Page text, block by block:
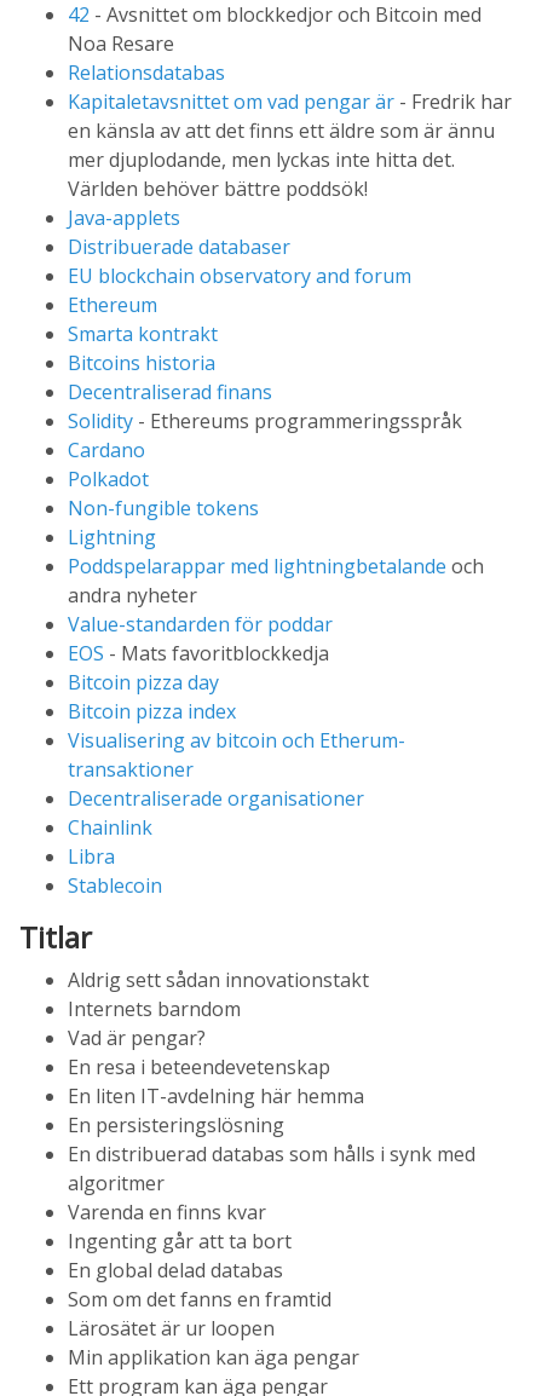
42 - Avsnittet om blockkedjor och Bitcoin med
Noa Resare
Relationsdatabas
Kapitaletavsnittet om vad pengar är - Fredrik har
en känsla av att det finns ett äldre som är ännu
mer djuplodande, men lyckas inte hitta det.
Världen behöver bättre poddsök!
Java-applets
Distribuerade databaser
EU blockchain observatory and forum
Ethereum
Smarta kontrakt
Bitcoins historia
Decentraliserad finans
Solidity - Ethereums programmeringsspråk
Cardano
Polkadot
Non-fungible tokens
Lightning
Poddspelarappar med lightningbetalande och
andra nyheter
Value-standarden för poddar
EOS - Mats favoritblockkedja
Bitcoin pizza day
Bitcoin pizza index
Visualisering av bitcoin och Etherum-
transaktioner
Decentraliserade organisationer
Chainlink
Libra
Stablecoin
Titlar
Aldrig sett sådan innovationstakt
Internets barndom
Vad är pengar?
En resa i beteendevetenskap
En liten IT-avdelning här hemma
En persisteringslösning
En distribuerad databas som hålls i synk med
algoritmer
Varenda en finns kvar
Ingenting går att ta bort
En global delad databas
Som om det fanns en framtid
Lärosätet är ur loopen
Min applikation kan äga pengar
Ett program kan äga pengar